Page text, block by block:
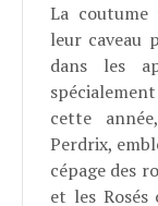
La
leur caveau
dans les
cette
Perdrix,
cépage des
et les